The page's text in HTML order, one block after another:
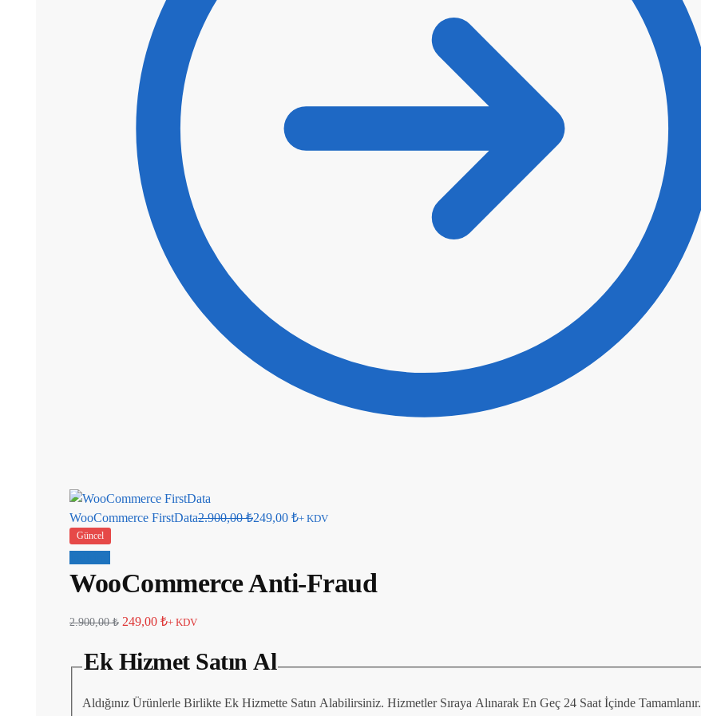
WooCommerce FirstData2.900,00₺249,00 ₺+ KDV
Güncel
WooCommerce Anti-Fraud
2.900,00₺ 249,00 ₺+ KDV
Ek Hizmet Satın Al
Aldığınız Ürünlerle Birlikte Ek Hizmette Satın Alabilirsiniz. Hizmetler Sıraya Alınarak En Geç 24 Saat İçinde Tamamlanır.